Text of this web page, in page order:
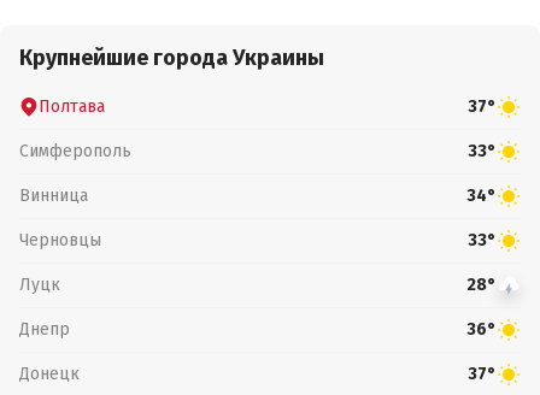
Крупнейшие города Украины
Полтава 37°
Симферополь 33°
Винница 34°
Черновцы 33°
Луцк 28°
Днепр 36°
Донецк 37°